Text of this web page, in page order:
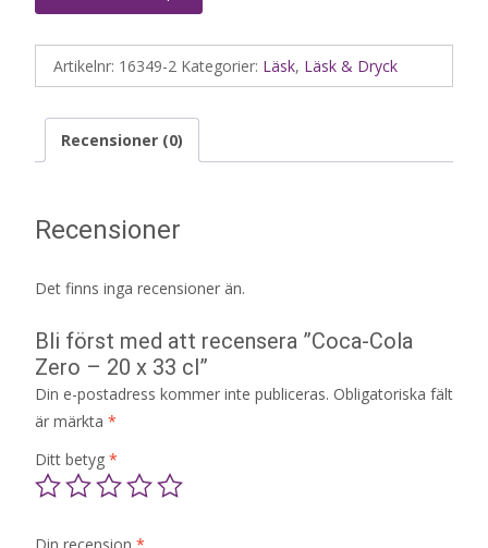
Artikelnr: 16349-2 Kategorier: Läsk, Läsk & Dryck
Recensioner (0)
Recensioner
Det finns inga recensioner än.
Bli först med att recensera ”Coca-Cola
Zero – 20 x 33 cl”
Din e-postadress kommer inte publiceras. Obligatoriska fält
är märkta *
Ditt betyg *